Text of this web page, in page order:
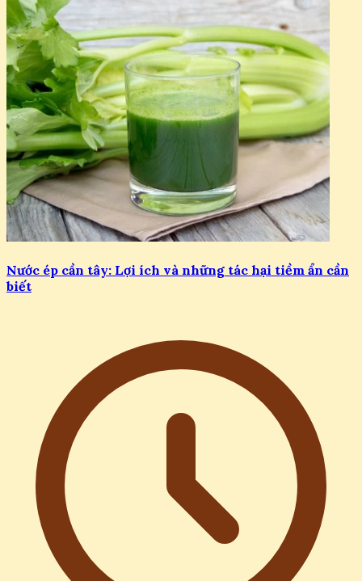
Nước ép cần tây: Lợi ích và những tác hại tiềm ẩn cần
biết